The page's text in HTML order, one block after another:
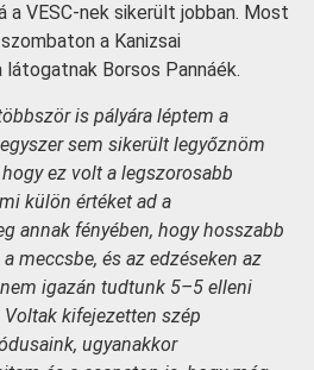
a VESC-nek sikerült jobban. Most
a Kanizsai
Borsos Pannáék.
is pályára léptem a
sem sikerült legyőznöm
ez volt a legszorosabb
külön értéket ad a
annak fényében, hogy hosszabb
meccsbe, és az edzéseken az
igazán tudtunk 5–5 elleni
kifejezetten szép
ugyanakkor